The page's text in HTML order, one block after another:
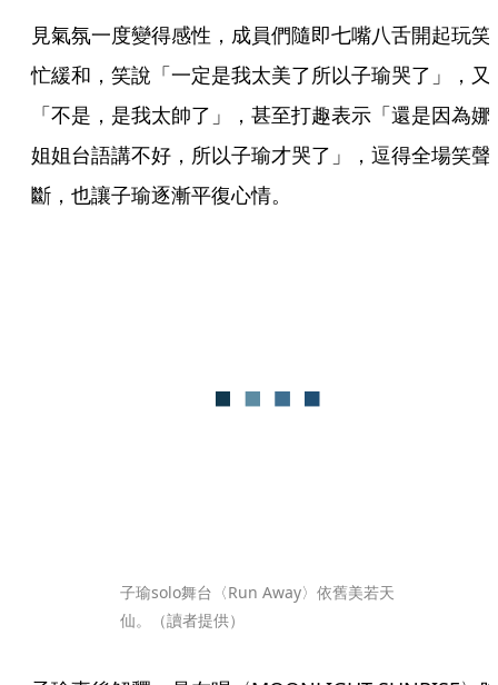
見氣氛一度變得感性，成員們隨即七嘴八舌開起玩笑
忙緩和，笑說「一定是我太美了所以子瑜哭了」，又
「不是，是我太帥了」，甚至打趣表示「還是因為娜
姐姐台語講不好，所以子瑜才哭了」，逗得全場笑聲
斷，也讓子瑜逐漸平復心情。
子瑜solo舞台〈Run Away〉依舊美若天
仙。（讀者提供）